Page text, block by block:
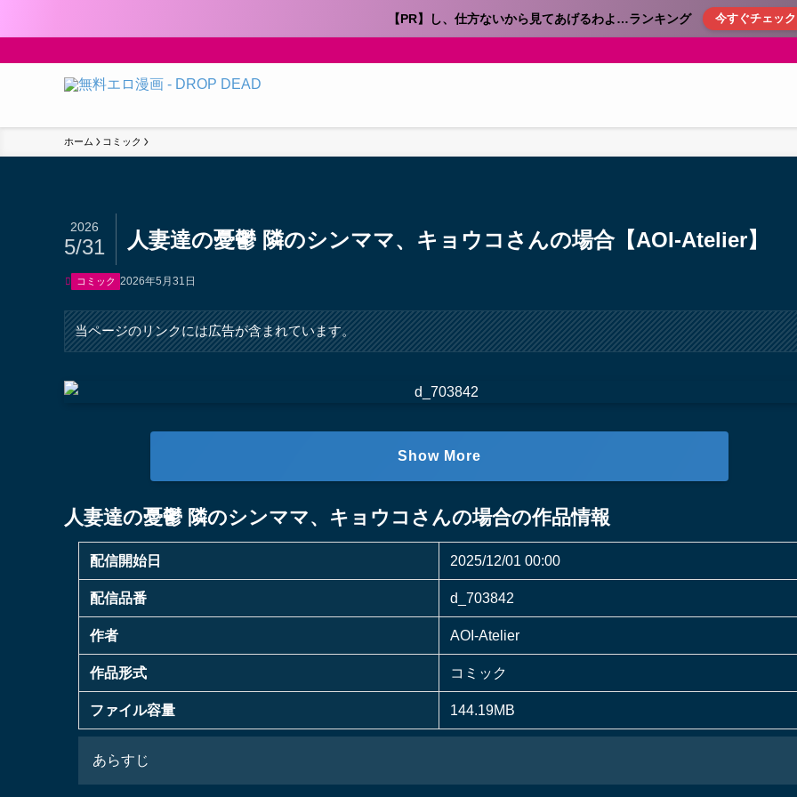
【PR】し、仕方ないから見てあげるわよ…ランキング 今すぐチェック
ホーム コミック
人妻達の憂鬱 隣のシンママ、キョウコさんの場合【AOI-Atelier】
2026
5/31
コミック 2026年5月31日
当ページのリンクには広告が含まれています。
Show More
人妻達の憂鬱 隣のシンママ、キョウコさんの場合の作品情報
配信開始日 2025/12/01 00:00
配信品番 d_703842
作者 AOI-Atelier
作品形式 コミック
ファイル容量 144.19MB
あらすじ